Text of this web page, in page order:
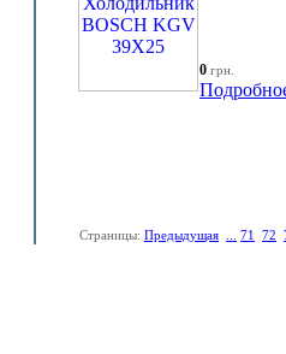
0 грн.
Страницы: Предыдущая 71 72